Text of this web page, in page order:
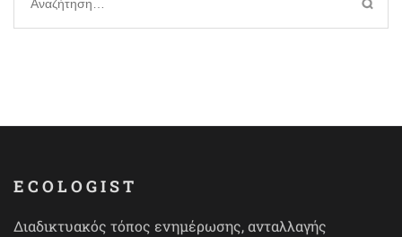
για:
ECOLOGIST
Διαδικτυακός τόπος ενημέρωσης, ανταλλαγής